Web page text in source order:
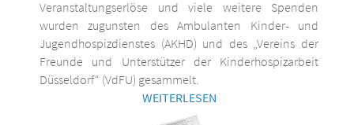
Veranstaltungserlöse und viele weitere Spenden
wurden zugunsten des Ambulanten Kinder- und
Jugendhospizdienstes (AKHD) und des „Vereins der
Freunde und Unterstützer der Kinderhospizarbeit
Düsseldorf“ (VdFU) gesammelt.
WEITERLESEN